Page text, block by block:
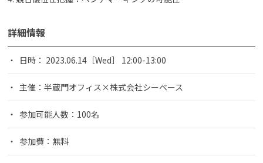
詳細情報
日時： 2023.06.14［Wed］ 12:00-13:00
主催：半蔵門オフィス×株式会社シーベース
参加可能人数：100名
参加費：無料